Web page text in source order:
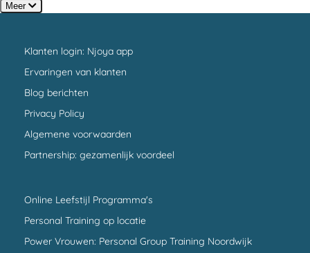
Meer
Klanten login: Njoya app
Ervaringen van klanten
Blog berichten
Privacy Policy
Algemene voorwaarden
Partnership: gezamenlijk voordeel
Online Leefstijl Programma's
Personal Training op locatie
Power Vrouwen: Personal Group Training Noordwijk